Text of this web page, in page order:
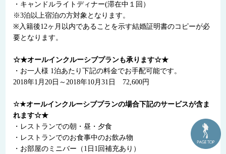
・キャンドルライトディナー(滞在中１回）
※3泊以上宿泊の方対象となります。
※入籍後12ヶ月以内であることを示す結婚証明書のコピーが必
要となります。
☆★オールインクルーシブプランも承ります☆★
・お一人様 1泊あたり下記の料金でお手配可能です。
2018年1月20日～2018年10月31日 72,600円
☆★オールインクルーシブプランの場合下記のサービスが含ま
れます☆★
・レストランでの朝・昼・夕食
・レストランでのお食事中のお飲み物
・お部屋のミニバー（1日1回補充あり）